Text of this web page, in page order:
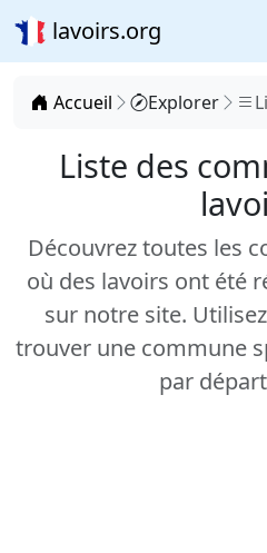
lavoirs.org
Accueil Explorer
Liste des
Découvrez toutes les
où des lavoirs ont été
sur notre site.
trouver une commune
par